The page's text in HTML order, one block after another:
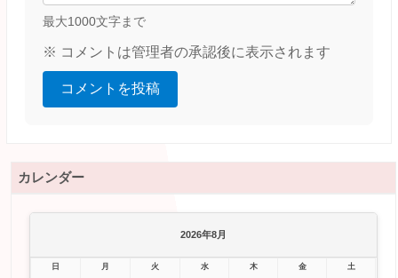
最大1000文字まで
※ コメントは管理者の承認後に表示されます
コメントを投稿
カレンダー
2026年8月
日 月 火 水 木 金 土